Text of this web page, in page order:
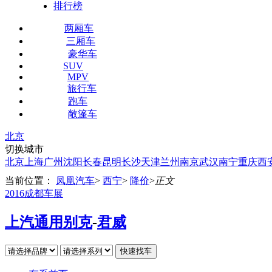
排行榜
两厢车
三厢车
豪华车
SUV
MPV
旅行车
跑车
敞篷车
北京
切换城市
北京 上海广州沈阳长春昆明长沙天津兰州南京武汉南宁重庆西
当前位置：
凤凰汽车> 西宁> 降价>正文
2016成都车展
上汽通用别克-君威